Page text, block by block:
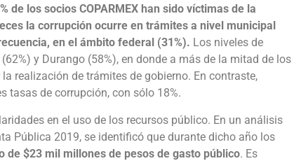
de los socios COPARMEX han sido víctimas de la
la corrupción ocurre en trámites a nivel municipal
en el ámbito federal (31%). Los niveles de
y Durango (58%), en donde a más de la mitad de los
realización de trámites de gobierno. En contraste,
tasas de corrupción, con sólo 18%.
en el uso de los recursos público. En un análisis
Pública 2019, se identificó que durante dicho año los
de $23 mil millones de pesos de gasto público. Es